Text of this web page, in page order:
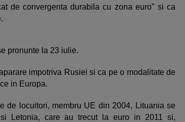
de convergenta durabila cu zona euro" si ca
pronunte la 23 iulie.
impotriva Rusiei si ca pe o modalitate de
in Europa.
de locuitori, membru UE din 2004, Lituania se
Letonia, care au trecut la euro in 2011 si,